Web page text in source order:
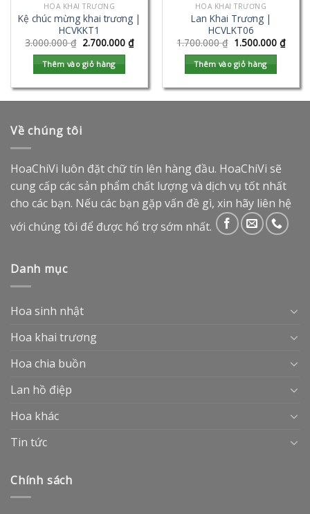
HOA KHAI TRƯƠNG
Kệ chúc mừng khai trương |
HCVKKT1
3.000.000₫ 2.700.000 ₫
Thêm vào giỏ hàng
HOA KHAI TRƯƠNG
Lan Khai Trương |
HCVLKT06
1.700.000₫ 1.500.000 ₫
Thêm vào giỏ hàng
Về chúng tôi
HoaChiVi luôn đặt chữ tín lên hàng đầu. HoaChiVi sẽ
cung cấp các sản phẩm chất lượng và dịch vụ tốt nhất
cho các bạn. Nếu các bạn gặp vấn đề gì, xin hãy liên hệ
với chúng tôi để được hổ trợ sớm nhất.
Danh mục
Hoa sinh nhật
Hoa khai trương
Hoa chia buồn
Lan hồ điệp
Hoa khác
Tin tức
Chính sách